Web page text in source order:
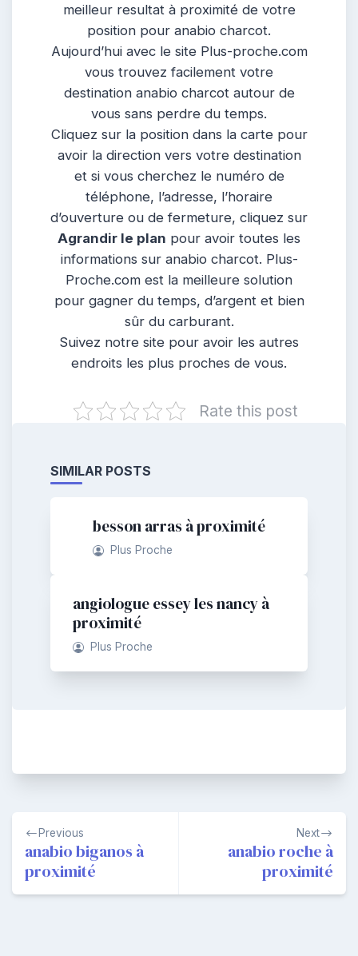
meilleur resultat à proximité de votre
position pour anabio charcot.
Aujourd’hui avec le site Plus-proche.com
vous trouvez facilement votre
destination anabio charcot autour de
vous sans perdre du temps.
Cliquez sur la position dans la carte pour
avoir la direction vers votre destination
et si vous cherchez le numéro de
téléphone, l’adresse, l’horaire
d’ouverture ou de fermeture, cliquez sur
Agrandir le plan pour avoir toutes les
informations sur anabio charcot. Plus-
Proche.com est la meilleure solution
pour gagner du temps, d’argent et bien
sûr du carburant.
Suivez notre site pour avoir les autres
endroits les plus proches de vous.
Rate this post
SIMILAR POSTS
besson arras à proximité
Plus Proche
angiologue essey les nancy à
proximité
Plus Proche
Navigation
de
l’article
Previous
anabio biganos à
proximité
Next
anabio roche à
proximité